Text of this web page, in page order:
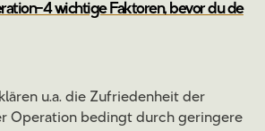
4 wichtige Faktoren, bevor du de
u.a. die Zufriedenheit der
Operation bedingt durch geringere